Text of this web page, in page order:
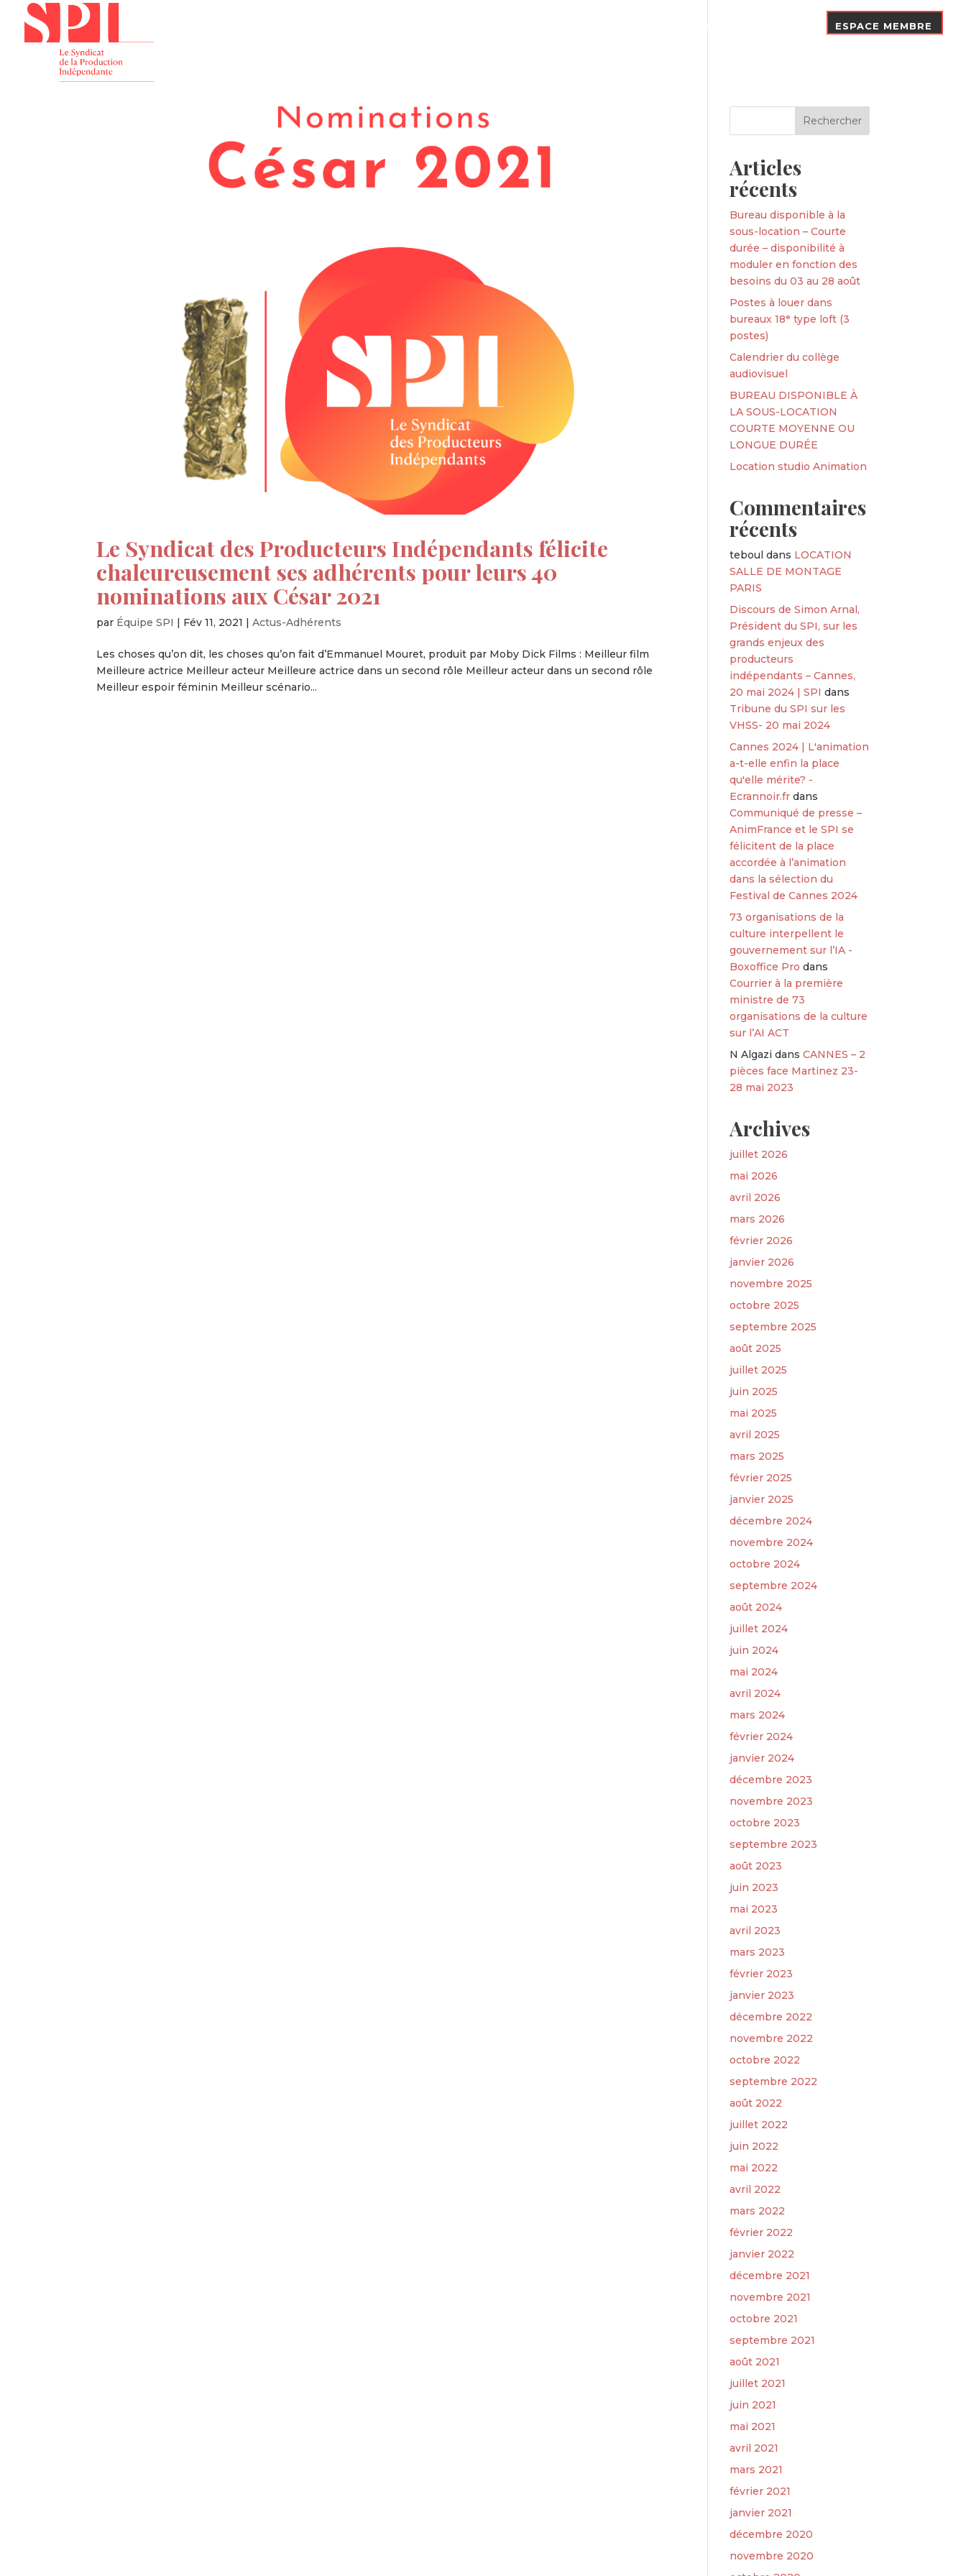
Nos Adhérents ESPACE MEMBRE
Le Syndicat des Producteurs Indépendants félicite
chaleureusement ses adhérents pour leurs 40
nominations aux César 2021
par Équipe SPI Fév 11, 2021 |Actus-Adhérents
Les choses qu’on dit, les choses qu’on fait d’Emmanuel Mouret, produit par Moby Dick Films : Meilleur film
Meilleure actrice Meilleur acteur Meilleure actrice dans un second rôle Meilleur acteur dans un second rôle
Meilleur espoir féminin Meilleur scénario...
Articles
récents
Bureau disponible à la
sous-location – Courte
durée – disponibilité à
moduler en fonction des
besoins du 03 au 28 août
Postes à louer dans
bureaux 18ᵉ type loft (3
postes)
Calendrier du collège
audiovisuel
BUREAU DISPONIBLE À
LA SOUS-LOCATION
COURTE MOYENNE OU
LONGUE DURÉE
Location studio Animation
Commentaires
récents
teboul dans LOCATION
SALLE DE MONTAGE
PARIS
Discours de Simon Arnal,
Président du SPI, sur les
grands enjeux des
producteurs
indépendants – Cannes,
20 mai 2024 | SPI dans
Tribune du SPI sur les
VHSS- 20 mai 2024
Cannes 2024 | L'animation
a-t-elle enfin la place
qu'elle mérite? -
Ecrannoir.fr dans
Communiqué de presse –
AnimFrance et le SPI se
félicitent de la place
accordée à l’animation
dans la sélection du
Festival de Cannes 2024
73 organisations de la
culture interpellent le
gouvernement sur l’IA -
Boxoffice Pro dans
Courrier à la première
ministre de 73
organisations de la culture
sur l’AI ACT
N Algazi dansCANNES – 2
pièces face Martinez 23-
28 mai 2023
Archives
juillet 2026
mai 2026
avril 2026
mars 2026
février 2026
janvier 2026
novembre 2025
octobre 2025
septembre 2025
août 2025
juillet 2025
juin 2025
mai 2025
avril 2025
mars 2025
février 2025
janvier 2025
décembre 2024
novembre 2024
octobre 2024
septembre 2024
août 2024
juillet 2024
juin 2024
mai 2024
avril 2024
mars 2024
février 2024
janvier 2024
décembre 2023
novembre 2023
octobre 2023
septembre 2023
août 2023
juin 2023
mai 2023
avril 2023
mars 2023
février 2023
janvier 2023
décembre 2022
novembre 2022
octobre 2022
septembre 2022
août 2022
juillet 2022
juin 2022
mai 2022
avril 2022
mars 2022
février 2022
janvier 2022
décembre 2021
novembre 2021
octobre 2021
septembre 2021
août 2021
juillet 2021
juin 2021
mai 2021
avril 2021
mars 2021
février 2021
janvier 2021
décembre 2020
novembre 2020